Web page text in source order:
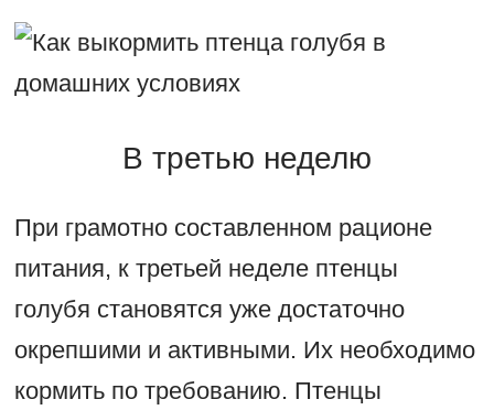
В третью неделю
При грамотно составленном рационе
питания, к третьей неделе птенцы
голубя становятся уже достаточно
окрепшими и активными. Их необходимо
кормить по требованию. Птенцы